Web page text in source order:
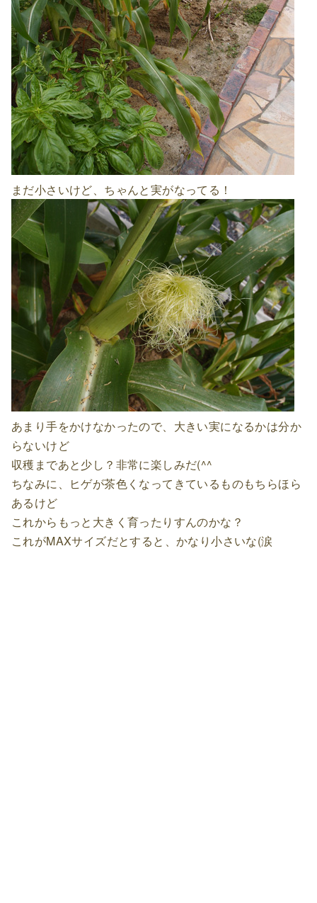
まだ小さいけど、ちゃんと実がなってる！
あまり手をかけなかったので、大きい実になるかは分か
らないけど
収穫まであと少し？非常に楽しみだ(^^
ちなみに、ヒゲが茶色くなってきているものもちらほら
あるけど
これからもっと大きく育ったりすんのかな？
これがMAXサイズだとすると、かなり小さいな(涙